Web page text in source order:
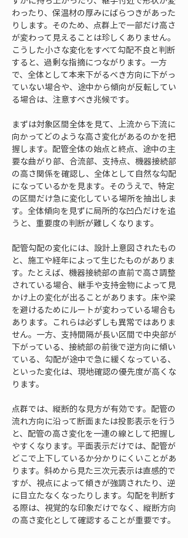
わったり、保温材の厚みにばらつきがあった
りします。そのため、点群上で一部だけ高さ
が変わって見えることは珍しくありません。
こうした小さな変化をすべて勾配不良と判断
すると、過剰な指摘につながります。一方
で、全体として本来下がるべき方向に下がっ
ていない場合や、途中から傾向が反転してい
る場合は、注意すべき兆候です。
まずは対象区間全体を見て、上流から下流に
向かってどのような高さ変化があるのかを把
握します。配管全体の始点と終点、途中の主
要な曲がり部、合流部、支持点、機器接続部
の高さ関係を確認し、全体として自然な勾配
になっているかを見ます。そのうえで、特定
の区間だけ急に変化している場所を抽出しま
す。全体傾向を見ずに局所的な凹凸だけを追
うと、重要度の判断が難しくなります。
配管勾配の変化には、設計上意図されたもの
と、施工や経年によって生じたものがありま
す。たとえば、機器接続部の直前で高さ調整
されている場合、継手や支持金物によって見
かけ上の変化が出ることがあります。床や梁
を避けるためにルートが変わっている場合も
あります。これらは必ずしも異常ではありま
せん。一方、支持間隔が長い区間で中央部が
下がっている、接続部の前後で逆方向に傾い
ている、勾配が途中で急に緩くなっている、
といった変化は、現地確認の優先度が高くな
ります。
点群では、縦断的な見方が有効です。配管の
流れ方向に沿って断面または投影表示を行う
と、配管の高さ変化を一連の線として把握し
やすくなります。平面表示だけでは、配管が
どこで上下しているか分かりにくいことがあ
ります。斜めから見た三次元表示は直感的で
すが、視点によって傾きが強調されたり、逆
に目立たなくなったりします。勾配を判断す
る際は、視覚的な印象だけでなく、縦断方向
の高さ変化として確認することが重要です。